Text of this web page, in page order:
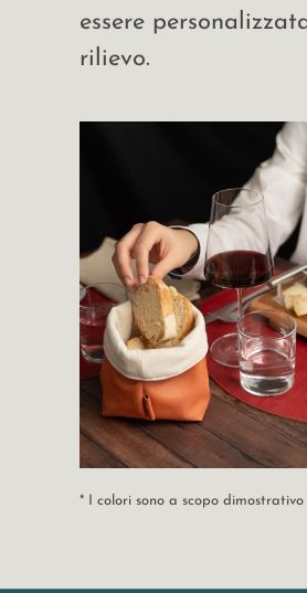
essere
rilievo.
* I colori sono a scopo